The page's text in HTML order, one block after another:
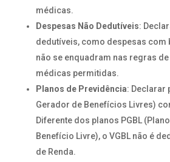
médicas.
Despesas Não Dedutíveis:
dedutíveis, como despesas com
não se enquadram nas regras
médicas permitidas.
Planos de Previdência: Declarar
Gerador de Benefícios Livres)
Diferente dos planos PGBL
Benefício Livre), o VGBL não é
de Renda.